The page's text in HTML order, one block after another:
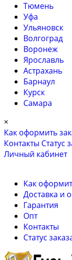
Тюмень
Уфа
Ульяновск
Волгоград
Воронеж
Ярославль
Астрахань
Барнаул
Курск
Самара
×
Как оформить
Контакты Cтатус
Личный кабинет
Как
Доставка и
Гарантия
Опт
Контакты
Cтатус